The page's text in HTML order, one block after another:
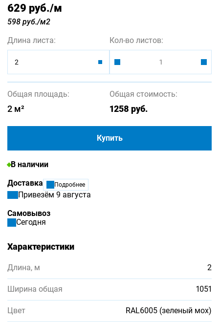
629 руб./м
598 руб./м2
Длина листа:
2
Кол-во листов:
Общая площадь:
2 м²
Общая стоимость:
1258 руб.
Купить
В наличии
Доставка
Подробнее
Привезём 9 августа
Самовывоз
Сегодня
Характеристики
Длина, м 2
Ширина общая 1051
Цвет RAL6005 (зеленый мох)